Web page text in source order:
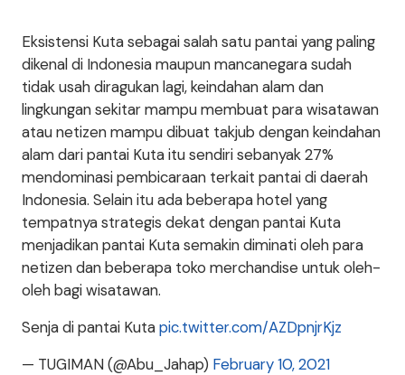
Eksistensi Kuta sebagai salah satu pantai yang paling
dikenal di Indonesia maupun mancanegara sudah
tidak usah diragukan lagi, keindahan alam dan
lingkungan sekitar mampu membuat para wisatawan
atau netizen mampu dibuat takjub dengan keindahan
alam dari pantai Kuta itu sendiri sebanyak 27%
mendominasi pembicaraan terkait pantai di daerah
Indonesia. Selain itu ada beberapa hotel yang
tempatnya strategis dekat dengan pantai Kuta
menjadikan pantai Kuta semakin diminati oleh para
netizen dan beberapa toko merchandise untuk oleh-
oleh bagi wisatawan.
Senja di pantai Kutapic.twitter.com/AZDpnjrKjz
— TUGIMAN (@Abu_Jahap) February 10, 2021